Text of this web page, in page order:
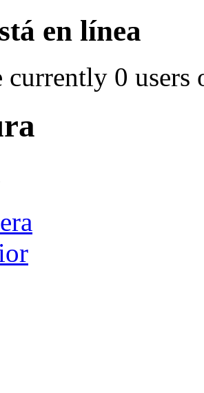
en línea
currently 0 users